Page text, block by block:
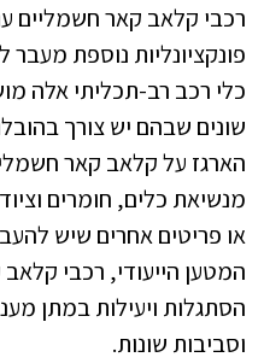
רכבי קלאב קאר חשמליים
פונקציונליות נוספת
כלי רכב רב-תכליתי אלה
שונים שבהם יש צורך
הארגז על קלאב קאר
מנשיאת כלים, חומרים
או פריטים אחרים שיש
המטען הייעודי, רכבי
הסתגלות ויעילות במתן
וסביבות שונות.